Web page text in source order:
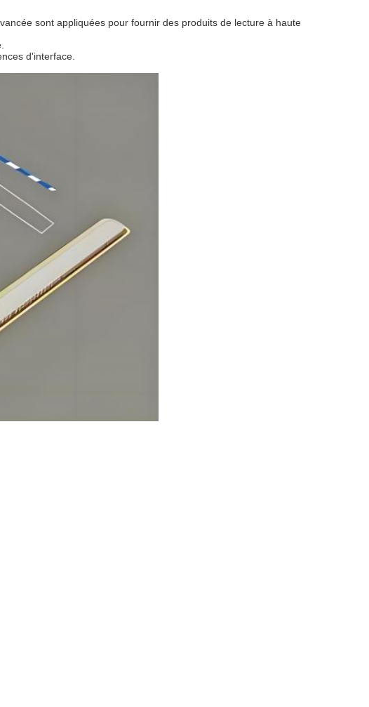
sont appliquées pour fournir des produits de lecture à haute
d'interface.